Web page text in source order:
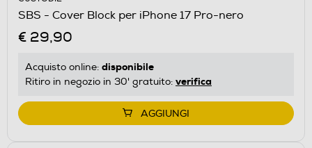
SBS - Cover Block per iPhone 17 Pro-nero
€ 29,90
Acquisto online: disponibile
Ritiro in negozio in 30' gratuito: verifica
AGGIUNGI